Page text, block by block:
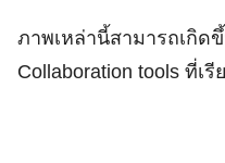
ภาพเหล่านี้สามารถเกิด
Collaboration tools ที่เรี